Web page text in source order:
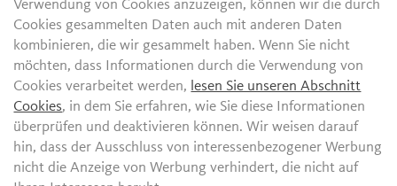
Verwendung von Cookies anzuzeigen, können wir die durch
Cookies gesammelten Daten auch mit anderen Daten
kombinieren, die wir gesammelt haben. Wenn Sie nicht
möchten, dass Informationen durch die Verwendung von
Cookies verarbeitet werden, lesen Sie unseren Abschnitt
Cookies, in dem Sie erfahren, wie Sie diese Informationen
überprüfen und deaktivieren können. Wir weisen darauf
hin, dass der Ausschluss von interessenbezogener Werbung
nicht die Anzeige von Werbung verhindert, die nicht auf